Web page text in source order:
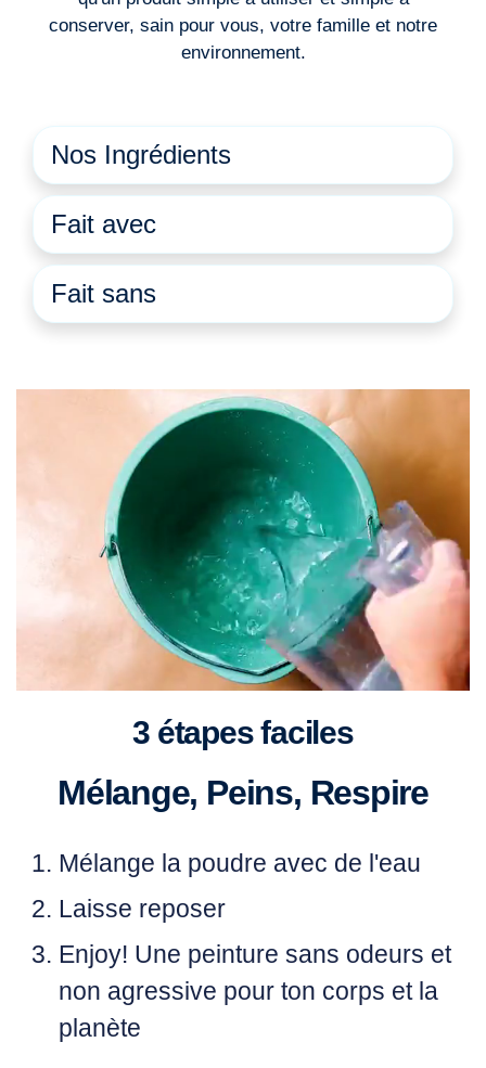
conserver, sain pour vous, votre famille et notre
environnement.
Nos Ingrédients
Fait avec
Fait sans
3 étapes faciles
Mélange, Peins, Respire
Mélange la poudre avec de l'eau
Laisse reposer
Enjoy! Une peinture sans odeurs et
non agressive pour ton corps et la
planète